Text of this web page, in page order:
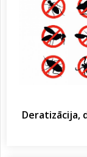
Deratizācija,